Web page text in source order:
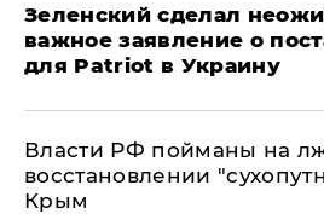
Зеленский сделал
важное заявление о
для Patriot в Украину
Власти РФ пойманы на
восстановлении
Крым